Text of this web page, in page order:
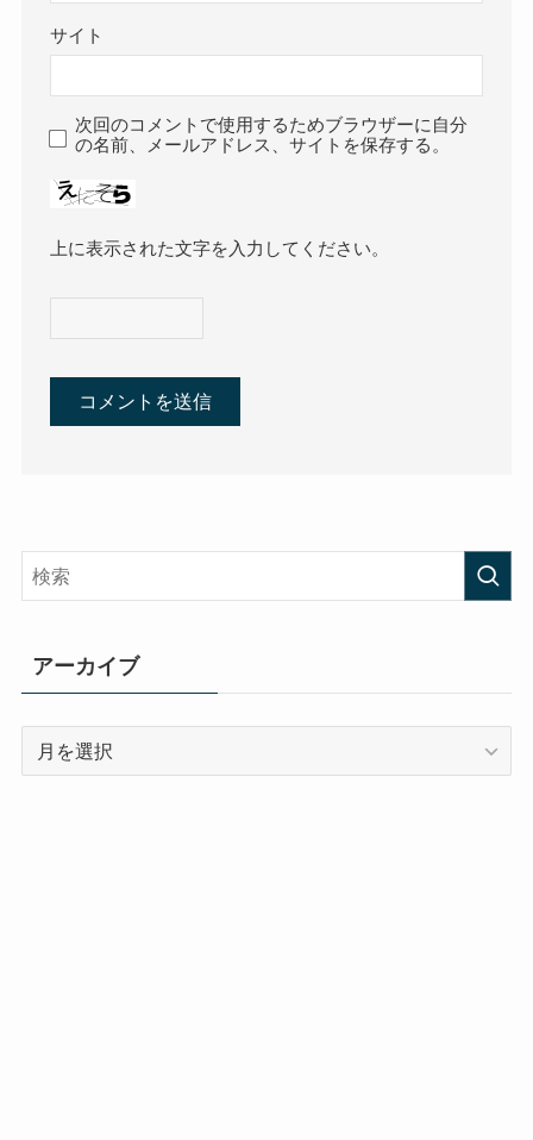
サイト
次回のコメントで使用するためブラウザーに自分
の名前、メールアドレス、サイトを保存する。
上に表示された文字を入力してください。
アーカイブ